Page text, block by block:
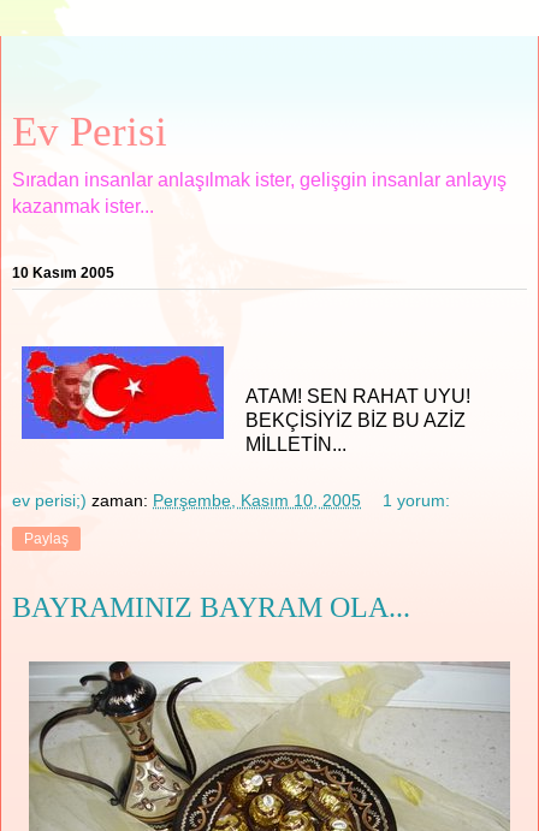
Ev Perisi
Sıradan insanlar anlaşılmak ister, gelişgin insanlar anlayış
kazanmak ister...
10 Kasım 2005
ATAM! SEN RAHAT UYU!
BEKÇİSİYİZ BİZ BU AZİZ
MİLLETİN...
ev perisi;) zaman: Perşembe, Kasım 10, 2005 1 yorum:
Paylaş
BAYRAMINIZ BAYRAM OLA...